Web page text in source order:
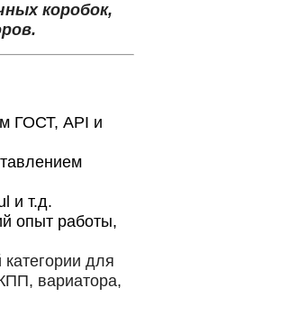
коробок,
ГОСТ, API и
и т.д.
опыт работы,
для
вариатора,